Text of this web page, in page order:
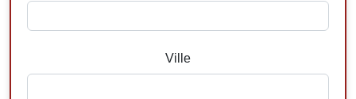
Ville